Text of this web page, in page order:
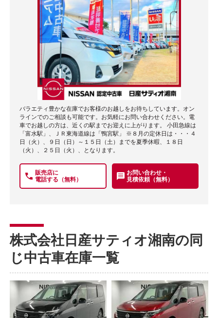
バラエティ豊かな在庫でお客様のお越しをお待ちしています。オン
ラインでのご相談も可能です。お気軽にお問い合わせください。電
車でお越しの方は、近くの駅までお迎えに上がります。 小田急線は
「富水駅」、ＪＲ東海道線は「鴨宮駅」 ※８月の定休日は・・・４
日（火）、９日（日）～１５日（土）までを夏季休暇、１８日
（火）、２５日（火）、となります。
販売店に
電話する（無料）
お問い合わせ・
見積依頼（無料）
株式会社日産サティオ湘南の同
じ中古車在庫一覧